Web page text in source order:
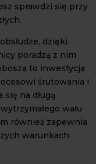
sprawdzi się przy
dzięki
poradzą z nim
to inwestycja
śrutowania i
na długą
wału
również zapewnia
warunkach